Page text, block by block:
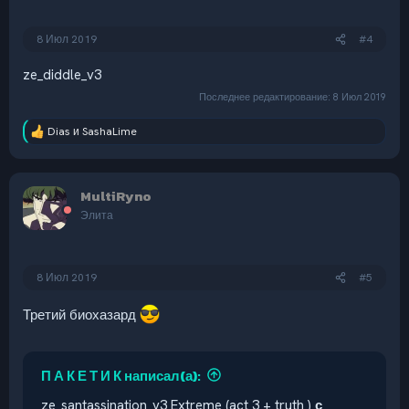
8 Июл 2019 #4
ze_diddle_v3
Последнее редактирование: 8 Июл 2019
Р
ц
и
и
Dias и SashaLime
MultiRyno
Элита
8 Июл 2019 #5
Третий биохазард
П А К Е Т И К написал(а):
ze_santassination_v3 Extreme (act 3 + truth ) с